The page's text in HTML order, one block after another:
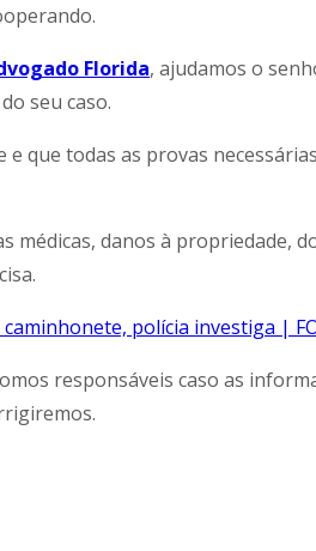
Florida, ajudamos o
seu caso.
que todas as provas
médicas, danos à propriedade,
polícia investiga |
responsáveis caso as